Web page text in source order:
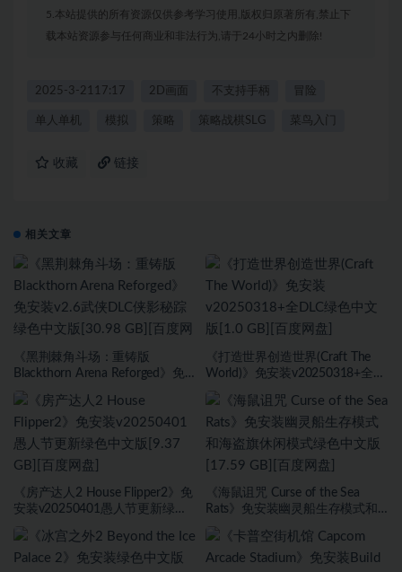
5.本站提供的所有资源仅供参考学习使用,版权归原著所有,禁止下
载本站资源参与任何商业和非法行为,请于24小时之内删除!
2025-3-2117:17 2D画面 不支持手柄 冒险
单人单机 模拟 策略 策略战棋SLG 菜鸟入门
收藏 链接
相关文章
《黑荆棘角斗场：重铸版
Blackthorn Arena Reforged》免
文版[30.98 GB][百度网盘]
《打造世界创造世界(Craft The
World)》免安装v20250318+全
盘]
《房产达人2 House Flipper2》免
安装v20250401愚人节更新绿色
《海鼠诅咒 Curse of the Sea
Rats》免安装幽灵船生存模式和
GB][百度网盘]